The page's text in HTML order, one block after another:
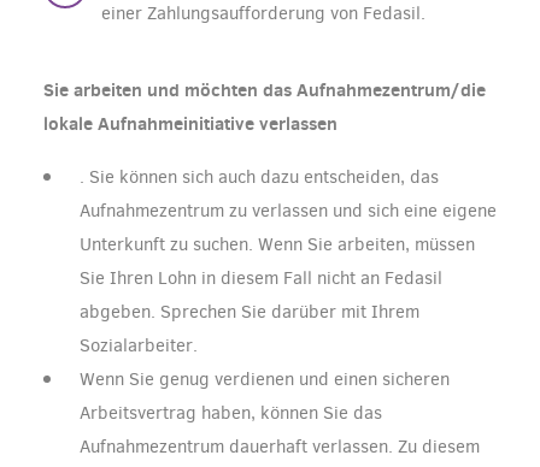
einer Zahlungsaufforderung von Fedasil.
Sie arbeiten und möchten das Aufnahmezentrum/die
lokale Aufnahmeinitiative verlassen
. Sie können sich auch dazu entscheiden, das
Aufnahmezentrum zu verlassen und sich eine eigene
Unterkunft zu suchen. Wenn Sie arbeiten, müssen
Sie Ihren Lohn in diesem Fall nicht an Fedasil
abgeben. Sprechen Sie darüber mit Ihrem
Sozialarbeiter.
Wenn Sie genug verdienen und einen sicheren
Arbeitsvertrag haben, können Sie das
Aufnahmezentrum dauerhaft verlassen. Zu diesem